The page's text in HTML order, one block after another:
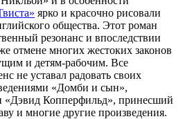
ярко и красочно рисовали
общества. Этот роман
резонанс и впоследствии
отмене многих жестоких законов
и детям-рабочим. Все
не уставал радовать своих
«Домби и сын»,
«Дэвид Копперфильд», принесший
и многие другие произведения.